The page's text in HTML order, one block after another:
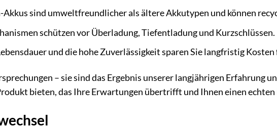
sind umweltfreundlicher als ältere Akkutypen und können
schützen vor Überladung, Tiefentladung und Kurzschlüssen.
und die hohe Zuverlässigkeit sparen Sie langfristig Kosten
– sie sind das Ergebnis unserer langjährigen Erfahrung
bieten, das Ihre Erwartungen übertrifft und Ihnen einen